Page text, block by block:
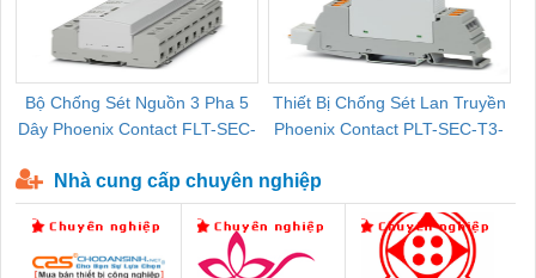
Bộ Chống Sét Nguồn 3 Pha 5
Dây Phoenix Contact FLT-SEC-
Thiết Bị Chống Sét Lan Truyền
Phoenix Contact PLT-SEC-T3-
Nhà cung cấp chuyên nghiệp